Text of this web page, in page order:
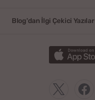
Blog'dan İlgi Çekici Yazılar